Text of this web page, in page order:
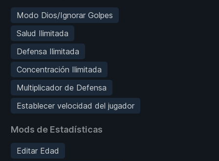
Modo Dios/Ignorar Golpes
Salud Ilimitada
Defensa Ilimitada
Concentración Ilimitada
Multiplicador de Defensa
Establecer velocidad del jugador
Mods de Estadísticas
Editar Edad